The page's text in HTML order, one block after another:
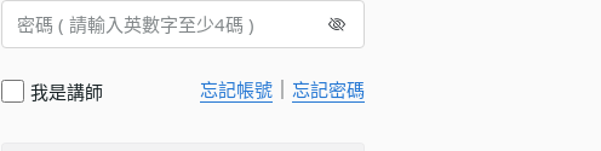
我是講師 忘記帳號 忘記密碼